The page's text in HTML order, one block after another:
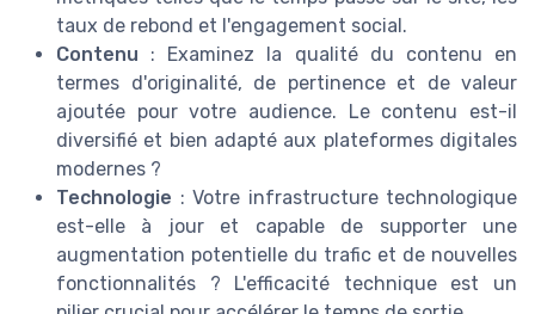
taux de rebond et l'engagement social.
Contenu : Examinez la qualité du contenu en
termes d'originalité, de pertinence et de valeur
ajoutée pour votre audience. Le contenu est-il
diversifié et bien adapté aux plateformes digitales
modernes ?
Technologie : Votre infrastructure technologique
est-elle à jour et capable de supporter une
augmentation potentielle du trafic et de nouvelles
fonctionnalités ? L'efficacité technique est un